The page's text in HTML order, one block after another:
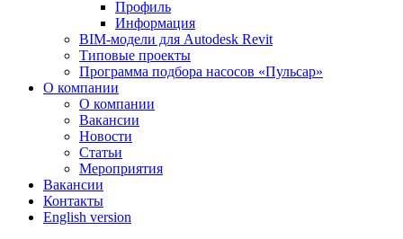
Профиль
Информация
BIM-модели для Autodesk Revit
Типовые проекты
Программа подбора насосов «Пульсар»
О компании
О компании
Вакансии
Новости
Статьи
Мероприятия
Вакансии
Контакты
English version